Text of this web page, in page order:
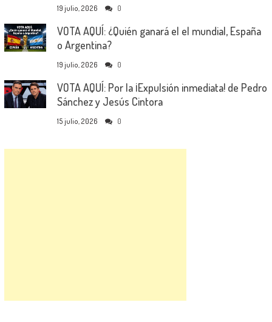
19 julio, 2026 0
VOTA AQUÍ: ¿Quién ganará el el mundial, España
o Argentina?
19 julio, 2026 0
VOTA AQUÍ: Por la ¡Expulsión inmediata! de Pedro
Sánchez y Jesús Cintora
15 julio, 2026 0